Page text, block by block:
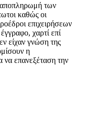
αποπληρωμή των
καθώς οι
επιχειρήσεων
χαρτί επί
είχαν γνώση της
η
να επανεξέταση την